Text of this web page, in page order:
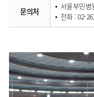
문의처
서울부민
전화 : 02-